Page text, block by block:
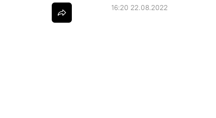
16:20 22.08.2022